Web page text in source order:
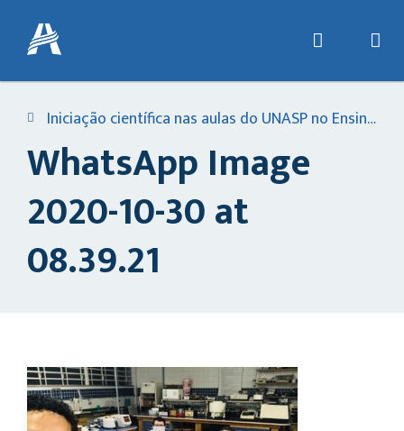
Iniciação científica nas aulas do UNASP no Ensino Médio
WhatsApp Image
2020-10-30 at
08.39.21